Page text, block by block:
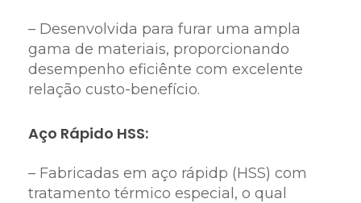
– Desenvolvida para furar uma ampla
gama de materiais, proporcionando
desempenho eficiênte com excelente
relação custo-benefício.
Aço Rápido HSS:
– Fabricadas em aço rápidp (HSS) com
tratamento térmico especial, o qual